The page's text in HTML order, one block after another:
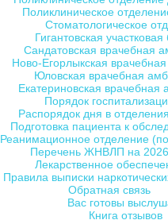
Поликлиническое
Стоматологическое
Гигантовская
Сандатовская врачебная
Ново-Егорлыкская
Юловская врачебная
Екатериновская врачебная
Порядок
Распорядок дня в
Подготовка пациента к
Реанимационное отделение
Перечень ЖНВЛП на 2026
Лекарственное
Правила выписки
Обратная связь
Вас готовы
Книга отзывов